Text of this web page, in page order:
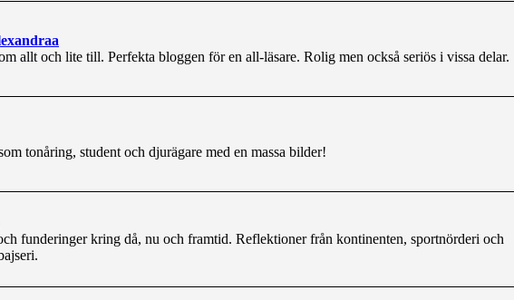
allt och lite till. Perfekta bloggen för en all-läsare. Rolig men också seriös i vissa delar.
tonåring, student och djurägare med en massa bilder!
funderinger kring då, nu och framtid. Reflektioner från kontinenten, sportnörderi och